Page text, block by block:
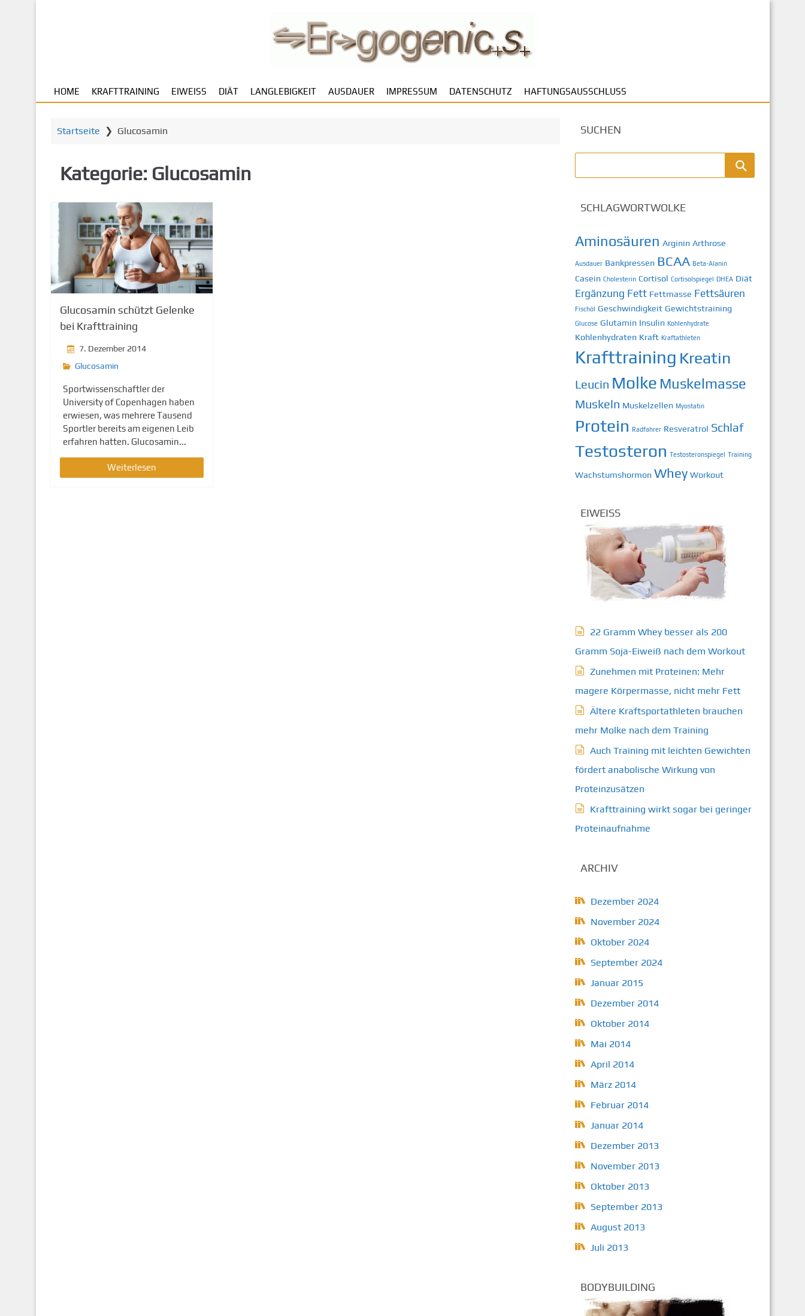
t
HOME KRAFTTRAINING EIWEISS DIÄT LANGLEBIGKEIT AUSDAUER IMPRESSUM DATENSCHUTZ HAFTUNGSAUSSCHLUSS
Startseite ❯ Glucosamin
Kategorie: Glucosamin
Glucosamin schützt Gelenke
bei Krafttraining
7. Dezember 2014
Glucosamin
Sportwissenschaftler der
University of Copenhagen haben
erwiesen, was mehrere Tausend
Sportler bereits am eigenen Leib
erfahren hatten. Glucosamin...
Weiterlesen
SUCHEN
SCHLAGWORTWOLKE
Aminosäuren Arginin Arthrose
Ausdauer Bankpressen BCAA Beta-Alanin
Casein Cholesterin Cortisol Cortisolspiegel DHEA Diät
Ergänzung Fett Fettmasse Fettsäuren
Fischöl Geschwindigkeit Gewichtstraining
Glucose Glutamin Insulin Kohlenhydrate
Kohlenhydraten Kraft Kraftathleten
Krafttraining Kreatin
Leucin Molke Muskelmasse
Muskeln Muskelzellen Myostatin
Protein Radfahrer Resveratrol Schlaf
Testosteron Testosteronspiegel Training
Wachstumshormon Whey Workout
EIWEISS
22 Gramm Whey besser als 200
Gramm Soja-Eiweiß nach dem Workout
Zunehmen mit Proteinen: Mehr
magere Körpermasse, nicht mehr Fett
Ältere Kraftsportathleten brauchen
mehr Molke nach dem Training
Auch Training mit leichten Gewichten
fördert anabolische Wirkung von
Proteinzusätzen
Krafttraining wirkt sogar bei geringer
Proteinaufnahme
ARCHIV
Dezember 2024
November 2024
Oktober 2024
September 2024
Januar 2015
Dezember 2014
Oktober 2014
Mai 2014
April 2014
März 2014
Februar 2014
Januar 2014
Dezember 2013
November 2013
Oktober 2013
September 2013
August 2013
Juli 2013
BODYBUILDING